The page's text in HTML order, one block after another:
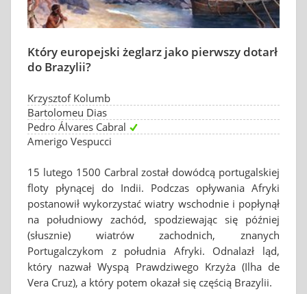
Który europejski żeglarz jako pierwszy dotarł
do Brazylii?
Krzysztof Kolumb
Bartolomeu Dias
Pedro Álvares Cabral
Amerigo Vespucci
15 lutego 1500 Carbral został dowódcą portugalskiej
floty płynącej do Indii. Podczas opływania Afryki
postanowił wykorzystać wiatry wschodnie i popłynął
na południowy zachód, spodziewając się później
(słusznie) wiatrów zachodnich, znanych
Portugalczykom z południa Afryki. Odnalazł ląd,
który nazwał Wyspą Prawdziwego Krzyża (Ilha de
Vera Cruz), a który potem okazał się częścią Brazylii.